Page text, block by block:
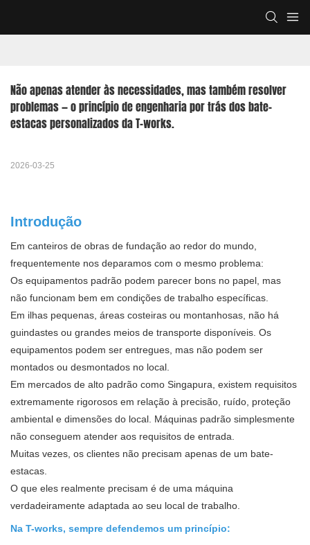
Não apenas atender às necessidades, mas também resolver
problemas — o princípio de engenharia por trás dos bate-
estacas personalizados da T-works.
2026-03-25
Introdução
Em canteiros de obras de fundação ao redor do mundo,
frequentemente nos deparamos com o mesmo problema:
Os equipamentos padrão podem parecer bons no papel, mas
não funcionam bem em condições de trabalho específicas.
Em ilhas pequenas, áreas costeiras ou montanhosas, não há
guindastes ou grandes meios de transporte disponíveis. Os
equipamentos podem ser entregues, mas não podem ser
montados ou desmontados no local.
Em mercados de alto padrão como Singapura, existem requisitos
extremamente rigorosos em relação à precisão, ruído, proteção
ambiental e dimensões do local. Máquinas padrão simplesmente
não conseguem atender aos requisitos de entrada.
Muitas vezes, os clientes não precisam apenas de um bate-
estacas.
O que eles realmente precisam é de uma máquina
verdadeiramente adaptada ao seu local de trabalho.
Na T-works, sempre defendemos um princípio: